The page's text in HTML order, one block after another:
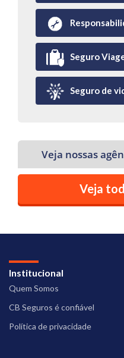
Seguro
Seguro de
Veja nossas
Veja
Institucional
Quem Somos
CB Seguros é confiável
Política de privacidade